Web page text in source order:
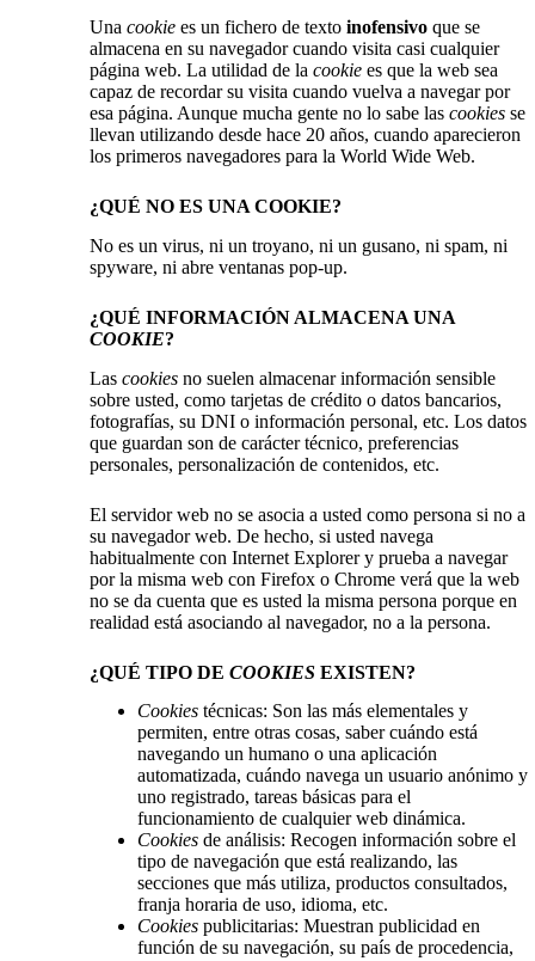
Una cookie es un fichero de texto inofensivo que se
almacena en su navegador cuando visita casi cualquier
página web. La utilidad de la cookie es que la web sea
capaz de recordar su visita cuando vuelva a navegar por
esa página. Aunque mucha gente no lo sabe las cookies se
llevan utilizando desde hace 20 años, cuando aparecieron
los primeros navegadores para la World Wide Web.
¿QUÉ NO ES UNA COOKIE?
No es un virus, ni un troyano, ni un gusano, ni spam, ni
spyware, ni abre ventanas pop-up.
¿QUÉ INFORMACIÓN ALMACENA UNA
COOKIE?
Las cookies no suelen almacenar información sensible
sobre usted, como tarjetas de crédito o datos bancarios,
fotografías, su DNI o información personal, etc. Los datos
que guardan son de carácter técnico, preferencias
personales, personalización de contenidos, etc.
El servidor web no se asocia a usted como persona si no a
su navegador web. De hecho, si usted navega
habitualmente con Internet Explorer y prueba a navegar
por la misma web con Firefox o Chrome verá que la web
no se da cuenta que es usted la misma persona porque en
realidad está asociando al navegador, no a la persona.
¿QUÉ TIPO DE COOKIES EXISTEN?
Cookies técnicas: Son las más elementales y
permiten, entre otras cosas, saber cuándo está
navegando un humano o una aplicación
automatizada, cuándo navega un usuario anónimo y
uno registrado, tareas básicas para el
funcionamiento de cualquier web dinámica.
Cookies de análisis: Recogen información sobre el
tipo de navegación que está realizando, las
secciones que más utiliza, productos consultados,
franja horaria de uso, idioma, etc.
Cookies publicitarias: Muestran publicidad en
función de su navegación, su país de procedencia,